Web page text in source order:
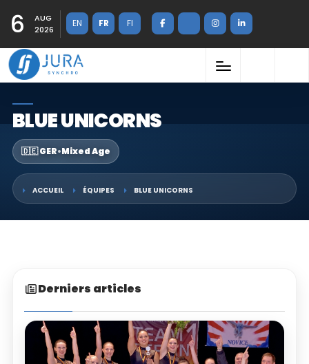
6
AUG
2026
EN FR FI
BLUE UNICORNS
🇩🇪 GER•Mixed Age
ACCUEIL ÉQUIPES BLUE UNICORNS
Derniers articles